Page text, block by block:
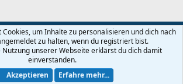
Datenschutz Hilfe und Impressum Start
XenForo® © 2010-2026 XenForo Ltd.
Cookies, um Inhalte zu personalisieren und dich nach
zu halten, wenn du registriert bist.
unserer Webseite erklärst du dich damit
einverstanden.
Akzeptieren
Erfahre mehr...